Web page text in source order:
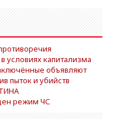
условиях капитализма
объявляют
пыток и убийств
режим ЧС